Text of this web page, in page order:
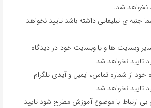
نخواهد شد.
جنبه ی تبلیغاتی داشته باشد تایید نخواهد
وبسایت ها و یا وبسایت خود در دیدگاه
تایید نخواهد شد.
خود از شماره تماس، ایمیل و آیدی تلگرام
تایید نخواهد شد.
بی ارتباط با موضوع آموزش مطرح شود تایید